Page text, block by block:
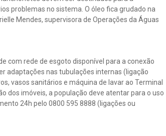
problemas no sistema. O óleo fica grudado na
Mendes, supervisora de Operações da Águas
com rede de esgoto disponível para a conexão
adaptações nas tubulações internas (ligação
vasos sanitários e máquina de lavar ao Terminal
dos imóveis, a população deve atentar para o uso
24h pelo 0800 595 8888 (ligações ou